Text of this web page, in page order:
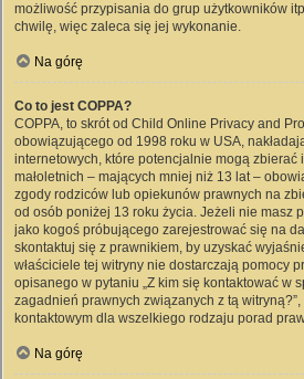
możliwość przypisania do grup użytkowników
chwilę, więc zaleca się jej wykonanie.
Na górę
Co to jest COPPA?
COPPA, to skrót od Child Online Privacy and
obowiązującego od 1998 roku w USA,
internetowych, które potencjalnie mogą zbierać
małoletnich – mających mniej niż 13 lat –
zgody rodziców lub opiekunów prawnych na
od osób poniżej 13 roku życia. Jeżeli nie masz
jako kogoś próbującego zarejestrować się na
skontaktuj się z prawnikiem, by uzyskać
właściciele tej witryny nie dostarczają pomocy
opisanego w pytaniu „Z kim się kontaktować w
zagadnień prawnych związanych z tą
kontaktowym dla wszelkiego rodzaju porad
Na górę